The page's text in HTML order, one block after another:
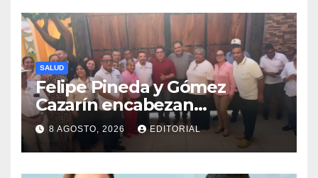
SALUD
Felipe Pineda y Gómez
Cazarín encabezan
conformación del Comité de
Salud en Cosamaloapan
8 AGOSTO, 2026 EDITORIAL